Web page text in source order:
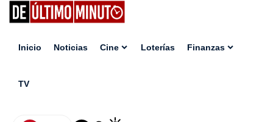
Inicio Noticias Cine Loterías Finanzas
TV